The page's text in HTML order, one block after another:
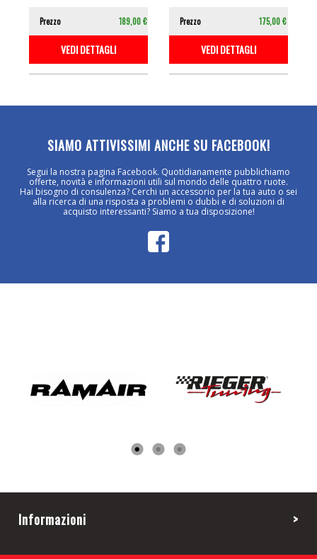
Prezzo 189,00 €
VEDI DETTAGLI
Prezzo 175,00 €
VEDI DETTAGLI
SIAMO ATTIVISSIMI ANCHE SU FACEBOOK!
Segui la nostra pagina Facebook. Quotidianamente pubblichiamo
offerte, novità e informazioni utili sul mondo delle quattro ruote.
Hai bisogno di consulenza? Cerchi un accessorio per la tua auto o sei
alla ricerca di una risposta a problemi o dubbi e di soluzioni di
acquisto interessanti? Siamo a tua disposizione!
Informazioni